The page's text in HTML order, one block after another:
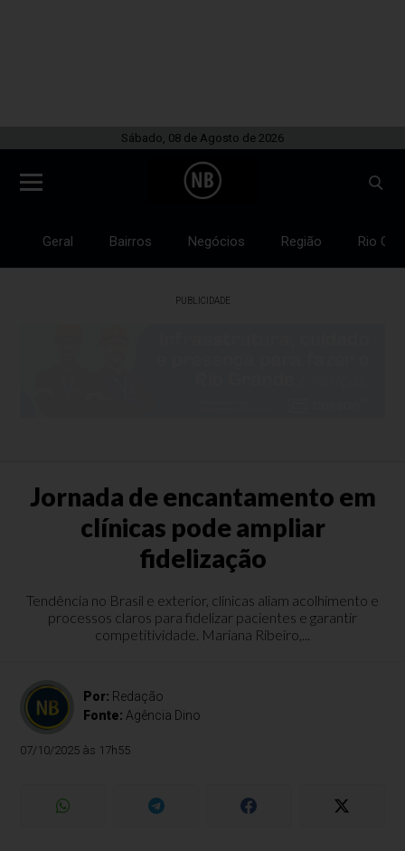
Sábado, 08 de Agosto de 2026
Geral Bairros Negócios Região Rio
PUBLICIDADE
Jornada de encantamento em
clínicas pode ampliar
fidelização
Tendência no Brasil e exterior, clínicas aliam acolhimento e
processos claros para fidelizar pacientes e garantir
competitividade. Mariana Ribeiro,...
Por: Redação
Fonte: Agência Dino
07/10/2025 às 17h55